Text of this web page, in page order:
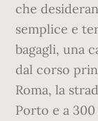
che
semplice e
bagagli, una
dal corso
Roma, la
Porto e a